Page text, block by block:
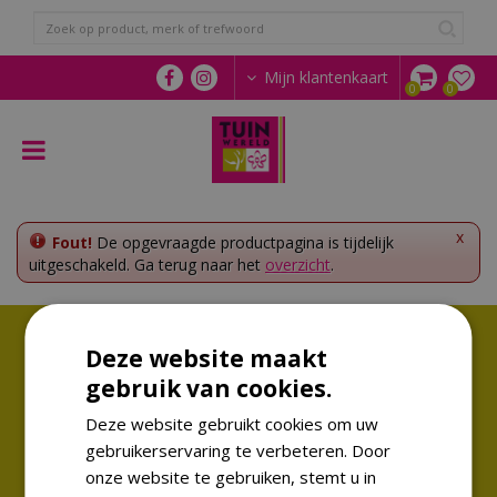
n
a
Mijn klantenkaart
x
Fout! De opgevraagde productpagina is tijdelijk
uitgeschakeld. Ga terug naar het overzicht.
Volg ons!
Altijd op de hoogte van de laatste trends
Deze website maakt
gebruik van cookies.
Deze website gebruikt cookies om uw
gebruikerservaring te verbeteren. Door
onze website te gebruiken, stemt u in